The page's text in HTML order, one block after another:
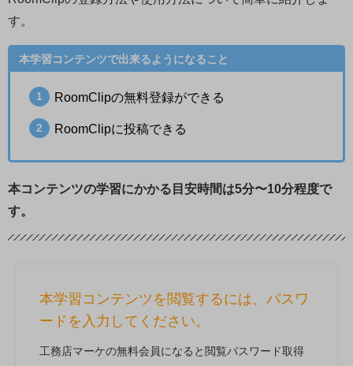
す。
本学習コンテンツで出来るようになること
RoomClipの無料登録ができる
RoomClipに投稿できる
本コンテンツの学習にかかる目安時間は5分〜10分程度で
す。
本学習コンテンツを閲覧するには、パスワ
ードを入力してください。
工務店マーケの無料会員になると閲覧パスワード取得